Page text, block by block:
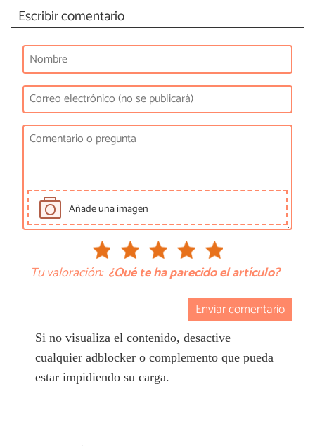
Escribir comentario
Añade una imagen
Tu valoración: ¿Qué te ha parecido el artículo?
Enviar comentario
Si no visualiza el contenido, desactive
cualquier adblocker o complemento que pueda
estar impidiendo su carga.